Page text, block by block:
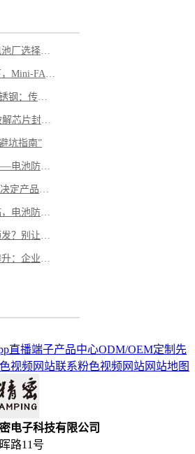
坑指南”
直播端子产品中心ODM/OEM定制 先
视频网站联系粉色视频网站网站地图
电子科技有限公司
路11号